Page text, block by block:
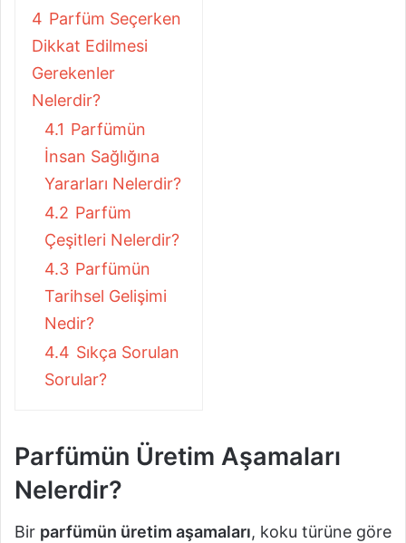
4 Parfüm Seçerken
Dikkat Edilmesi
Gerekenler
Nelerdir?
4.1 Parfümün
İnsan Sağlığına
Yararları Nelerdir?
4.2 Parfüm
Çeşitleri Nelerdir?
4.3 Parfümün
Tarihsel Gelişimi
Nedir?
4.4 Sıkça Sorulan
Sorular?
Parfümün Üretim Aşamaları
Nelerdir?
Bir parfümün üretim aşamaları, koku türüne göre